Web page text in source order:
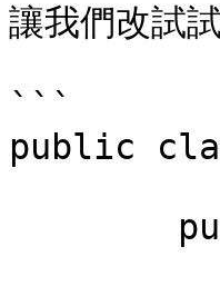
讓我們改試
```
public